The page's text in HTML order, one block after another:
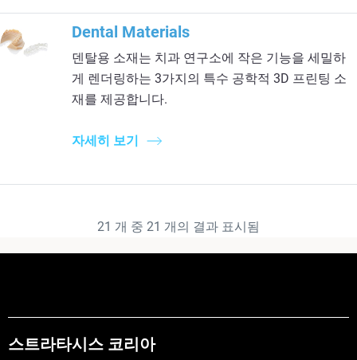
Dental Materials
덴탈용 소재는 치과 연구소에 작은 기능을 세밀하
게 렌더링하는 3가지의 특수 공학적 3D 프린팅 소
재를 제공합니다.
자세히 보기
21 개 중 21 개의 결과 표시됨
스트라타시스 코리아